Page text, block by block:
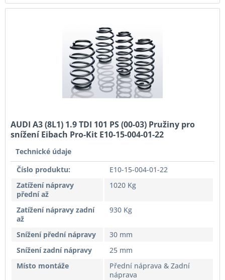
AUDI A3 (8L1) 1.9 TDI 101 PS (00-03) Pružiny pro
snížení Eibach Pro-Kit E10-15-004-01-22
Technické údaje
Číslo produktu:
E10-15-004-01-22
Zatížení nápravy
přední až
1020 Kg
Zatížení nápravy zadní
až
930 Kg
Snížení přední nápravy
30 mm
Snížení zadní nápravy
25 mm
Místo montáže
Přední náprava & Zadní
náprava